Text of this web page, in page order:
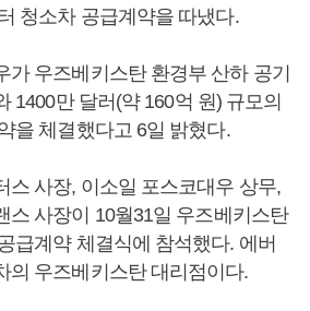
청소차 공급계약을 따냈다.
가 우즈베키스탄 환경부 산하 공기
1400만 달러(약 160억 원) 규모의
을 체결했다고 6일 밝혔다.
스 사장, 이소일 포스코대우 상무,
스 사장이 10월31일 우즈베키스탄
급계약 체결식에 참석했다. 에버
의 우즈베키스탄 대리점이다.